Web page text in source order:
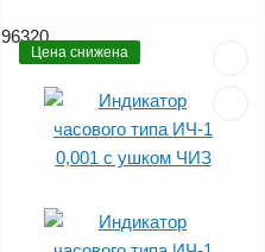
96320
Цена снижена